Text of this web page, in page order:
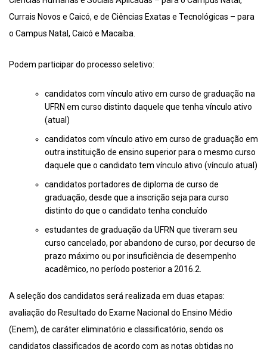
Currais Novos e Caicó, e de Ciências Exatas e Tecnológicas – para
o Campus Natal, Caicó e Macaíba.
Podem participar do processo seletivo:
candidatos com vínculo ativo em curso de graduação na
UFRN em curso distinto daquele que tenha vínculo ativo
(atual)
candidatos com vínculo ativo em curso de graduação em
outra instituição de ensino superior para o mesmo curso
daquele que o candidato tem vínculo ativo (vínculo atual)
candidatos portadores de diploma de curso de
graduação, desde que a inscrição seja para curso
distinto do que o candidato tenha concluído
estudantes de graduação da UFRN que tiveram seu
curso cancelado, por abandono de curso, por decurso de
prazo máximo ou por insuficiência de desempenho
acadêmico, no período posterior a 2016.2.
A seleção dos candidatos será realizada em duas etapas:
avaliação do Resultado do Exame Nacional do Ensino Médio
(Enem), de caráter eliminatório e classificatório, sendo os
candidatos classificados de acordo com as notas obtidas no